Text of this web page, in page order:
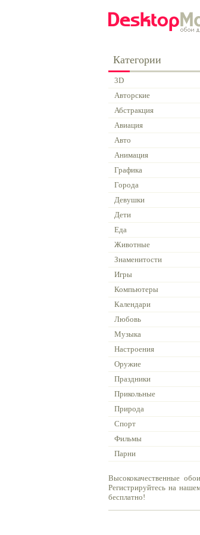
Категории
3D
Авторские
Абстракция
Авиация
Авто
Анимация
Графика
Города
Девушки
Дети
Еда
Животные
Знаменитости
Игры
Компьютеры
Календари
Любовь
Музыка
Настроения
Оружие
Праздники
Прикольные
Природа
Спорт
Фильмы
Парни
Высококачественные
Регистрируйтесь на
бесплатно!